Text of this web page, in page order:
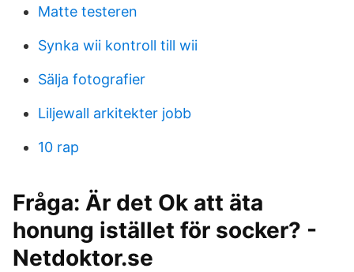
Matte testeren
Synka wii kontroll till wii
Sälja fotografier
Liljewall arkitekter jobb
10 rap
Fråga: Är det Ok att äta
honung istället för socker? -
Netdoktor.se